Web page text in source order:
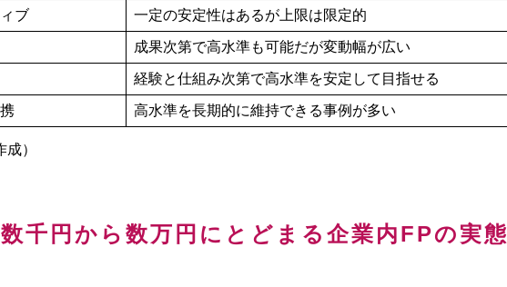
ブ 一定の安定性はあるが上限は限定的
成果次第で高水準も可能だが変動幅が広い
経験と仕組み次第で高水準を安定して目指せる
高水準を長期的に維持できる事例が多い
）
千円から数万円にとどまる企業内FPの実態